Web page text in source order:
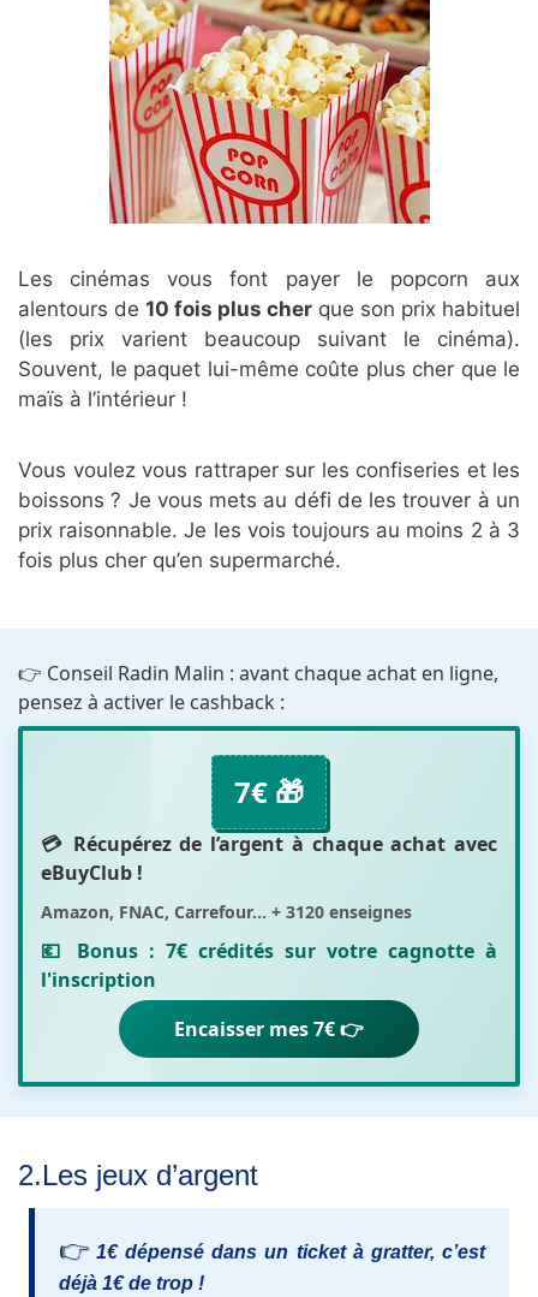
Les cinémas vous font payer le popcorn aux
alentours de 10 fois plus cher que son prix habituel
(les prix varient beaucoup suivant le cinéma).
Souvent, le paquet lui-même coûte plus cher que le
maïs à l’intérieur !
Vous voulez vous rattraper sur les confiseries et les
boissons ? Je vous mets au défi de les trouver à un
prix raisonnable. Je les vois toujours au moins 2 à 3
fois plus cher qu’en supermarché.
👉 Conseil Radin Malin : avant chaque achat en ligne,
pensez à activer le cashback :
7€ 🎁
💳 Récupérez de l’argent à chaque achat avec
eBuyClub !
Amazon, FNAC, Carrefour... + 3120 enseignes
💶 Bonus : 7€ crédités sur votre cagnotte à
l'inscription
Encaisser mes 7€ 👉
2.Les jeux d’argent
1€ dépensé dans un ticket à gratter, c’est
déjà 1€ de trop !